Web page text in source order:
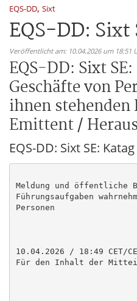
EQS-DD, Sixt
EQS-DD:
Veröffentlicht am: 10.04.2026 um 18:51
EQS-DD: Sixt
Geschäfte von
ihnen stehenden
Emittent /
EQS-DD: Sixt SE:
Meldung und öffentliche
Führungsaufgaben
Personen
10.04.2026 / 18:49 CET/
Für den Inhalt der